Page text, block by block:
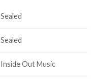
Sealed
Sealed
Inside Out Music